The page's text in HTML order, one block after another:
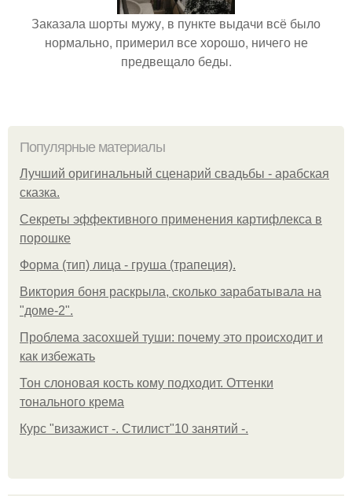
Заказала шорты мужу, в пункте выдачи всё было
нормально, примерил все хорошо, ничего не
предвещало беды.
Популярные материалы
Лучший оригинальный сценарий свадьбы - арабская
сказка.
Секреты эффективного применения картифлекса в
порошке
Форма (тип) лица - груша (трапеция).
Виктория боня раскрыла, сколько зарабатывала на
"доме-2".
Проблема засохшей туши: почему это происходит и
как избежать
Тон слоновая кость кому подходит. Оттенки
тонального крема
Курс "визажист -. Стилист"10 занятий -.